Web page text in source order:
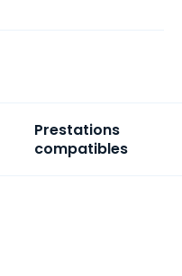
Prestations
compatibles